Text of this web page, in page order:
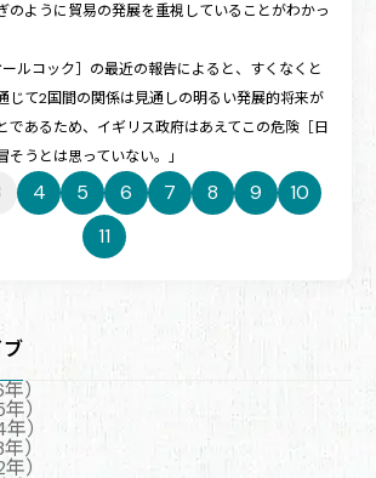
のように貿易の発展を重視していることがわかっ
ルコック］の最近の報告によると、すくなくと
じて2国間の関係は見通しの明るい発展的将来が
であるため、イギリス政府はあえてこの危険［日
うとは思っていない。」
4 5 6 7 8 9
10
11
）
）
）
）
）